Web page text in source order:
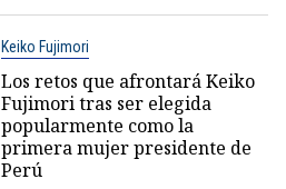
Keiko Fujimori
Los retos que afrontará Keiko
Fujimori tras ser elegida
popularmente como la
primera mujer presidente de
Perú